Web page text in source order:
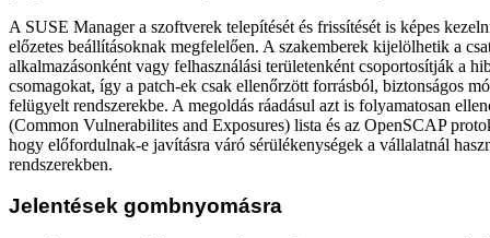
A SUSE Manager a szoftverek telepítését és frissítését is képes
előzetes beállításoknak megfelelően. A szakemberek kijelölhetik a
alkalmazásonként vagy felhasználási területenként csoportosítják a
csomagokat, így a patch-ek csak ellenőrzött forrásból, biztonságos
felügyelt rendszerekbe. A megoldás ráadásul azt is folyamatosan
(Common Vulnerabilites and Exposures) lista és az OpenSCAP
hogy előfordulnak-e javításra váró sérülékenységek a vállalatnál
rendszerekben.
Jelentések gombnyomásra